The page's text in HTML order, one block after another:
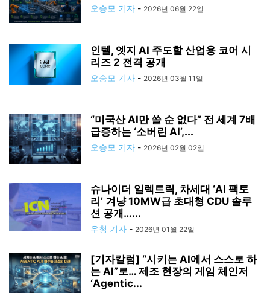
오승모 기자 - 2026년 06월 22일
인텔, 엣지 AI 주도할 산업용 코어 시
리즈 2 전격 공개
오승모 기자 - 2026년 03월 11일
“미국산 AI만 쓸 순 없다” 전 세계 7배
급증하는 ‘소버린 AI’,...
오승모 기자 - 2026년 02월 02일
슈나이더 일렉트릭, 차세대 ‘AI 팩토
리’ 겨냥 10MW급 초대형 CDU 솔루
션 공개…...
우청 기자 - 2026년 01월 22일
[기자칼럼] “시키는 AI에서 스스로 하
는 AI”로… 제조 현장의 게임 체인저
‘Agentic...